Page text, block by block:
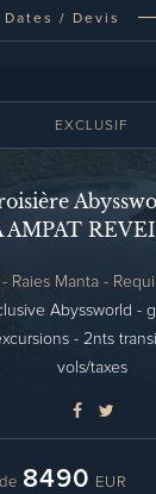
Dates / Devis
EXCLUSIF
AMPAT
Raies Manta -
Abyssworld -
- 2nts
vols/taxes
8490 EUR